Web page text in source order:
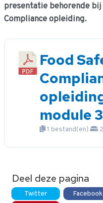
presentatie behorende bij
Compliance opleiding.
Food
module 3
1 bestand(en)
Deel deze pagina
Twitter Facebook